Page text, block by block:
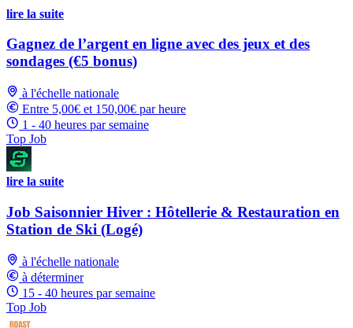
lire la suite
Gagnez de l’argent en ligne avec des jeux et des
sondages (€5 bonus)
à l'échelle nationale
Entre 5,00€ et 150,00€ par heure
1 - 40 heures par semaine
Top Job
lire la suite
Job Saisonnier Hiver : Hôtellerie & Restauration en
Station de Ski (Logé)
à l'échelle nationale
à déterminer
15 - 40 heures par semaine
Top Job